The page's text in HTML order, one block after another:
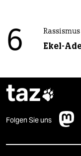
6 Ekel-
taz
Folgen Sie uns